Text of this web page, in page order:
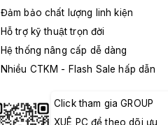
Đảm bảo chất lượng linh kiện
Hỗ trợ kỹ thuật trọn đời
Hệ thống nâng cấp dễ dàng
Nhiều CTKM - Flash Sale hấp dẫn
Click tham gia GROUP
XUÊ PC để theo dõi ưu